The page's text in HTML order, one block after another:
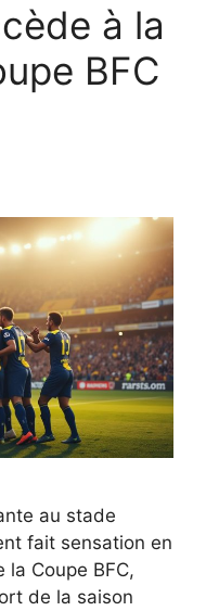
à la
BFC
au stade
fait sensation en
Coupe BFC,
de la saison